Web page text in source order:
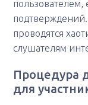
проводятся
слушателям
Процедура
для